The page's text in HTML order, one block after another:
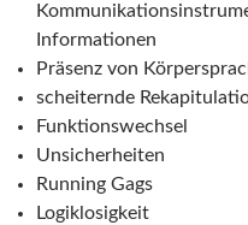
Informationen
Präsenz von
scheiternde
Funktionswechsel
Unsicherheiten
Running Gags
Logiklosigkeit